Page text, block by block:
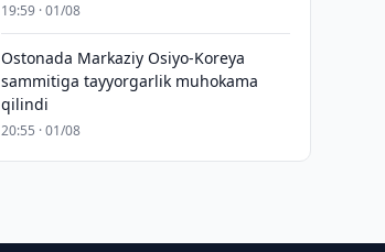
19:59 · 01/08
Ostonada Markaziy Osiyo-Koreya
sammitiga tayyorgarlik muhokama
qilindi
20:55 · 01/08